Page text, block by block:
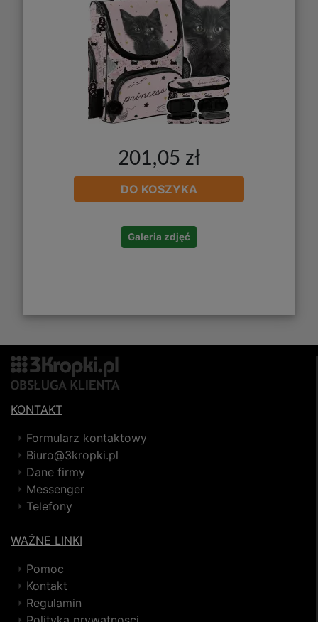
201,05 zł
DO KOSZYKA
Galeria zdjęć
KONTAKT
Formularz kontaktowy
Biuro@3kropki.pl
Dane firmy
Messenger
Telefony
WAŻNE LINKI
Pomoc
Kontakt
Regulamin